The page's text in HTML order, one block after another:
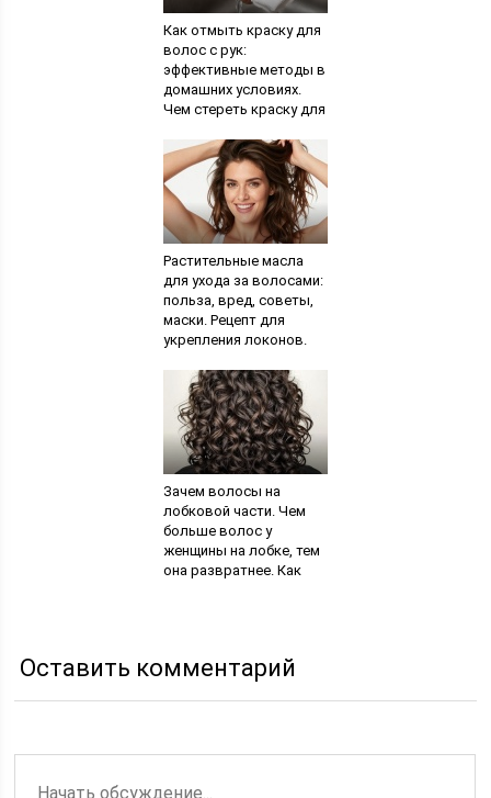
Как отмыть краску для
волос с рук:
эффективные методы в
домашних условиях.
Чем стереть краску для
основные методы
Растительные масла
для ухода за волосами:
польза, вред, советы,
маски. Рецепт для
укрепления локонов.
волос
Зачем волосы на
лобковой части. Чем
больше волос у
женщины на лобке, тем
она развратнее. Как
Оставить комментарий